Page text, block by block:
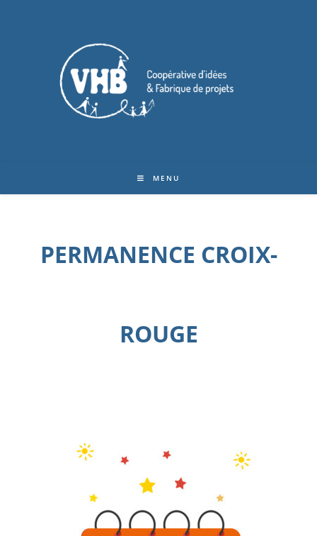
MENU
PERMANENCE CROIX-
ROUGE